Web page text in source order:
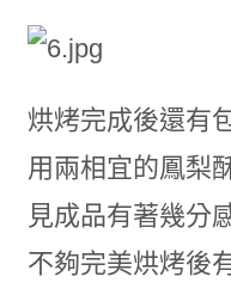
烘烤完成後還有
用兩相宜的鳳梨
見成品有著幾分
不夠完美烘烤後